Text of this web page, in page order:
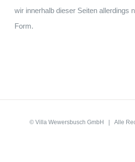
wir innerhalb dieser Seiten allerdings
Form.
© Villa Wewersbusch GmbH | Alle